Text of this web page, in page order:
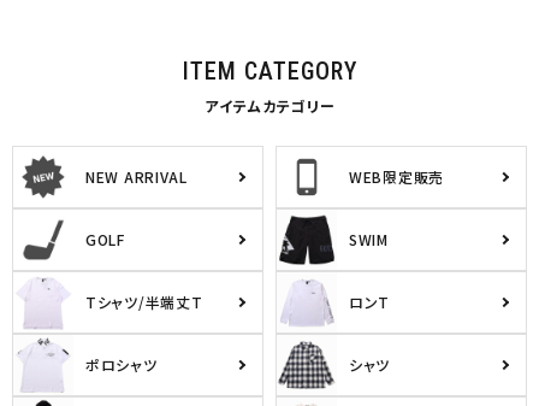
ITEM CATEGORY
アイテムカテゴリー
NEW ARRIVAL WEB限定販売
GOLF SWIM
Tシャツ/半端丈T ロンT
ポロシャツ シャツ